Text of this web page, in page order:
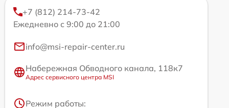
+7 (812) 214-73-42
Ежедневно с 9:00 до 21:00
info@msi-repair-center.ru
Набережная Обводного канала, 118к7
Адрес сервисного центра MSI
Режим работы: